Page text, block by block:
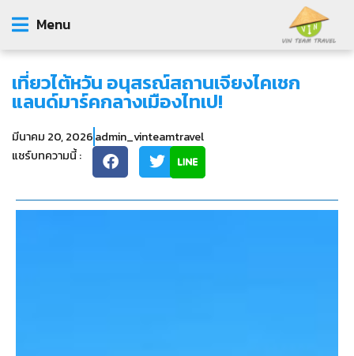
Menu
เที่ยวไต้หวัน อนุสรณ์สถานเจียงไคเชก
แลนด์มาร์คกลางเมืองไทเป!
มีนาคม 20, 2026admin_vinteamtravel
แชร์บทความนี้ :